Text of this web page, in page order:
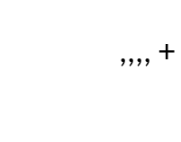
,,,, +